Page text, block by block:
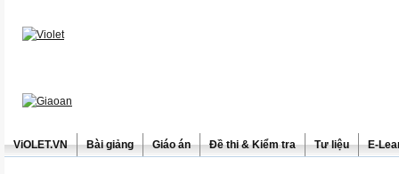
ViOLET.VN Bài giảng Giáo án Đề thi & Kiểm tra Tư liệu E-